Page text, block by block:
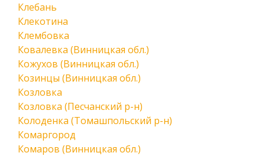
Клебань
Клекотина
Клембовка
Ковалевка (Винницкая обл.)
Кожухов (Винницкая обл.)
Козинцы (Винницкая обл.)
Козловка
Козловка (Песчанский р-н)
Колоденка (Томашпольский р-н)
Комаргород
Комаров (Винницкая обл.)